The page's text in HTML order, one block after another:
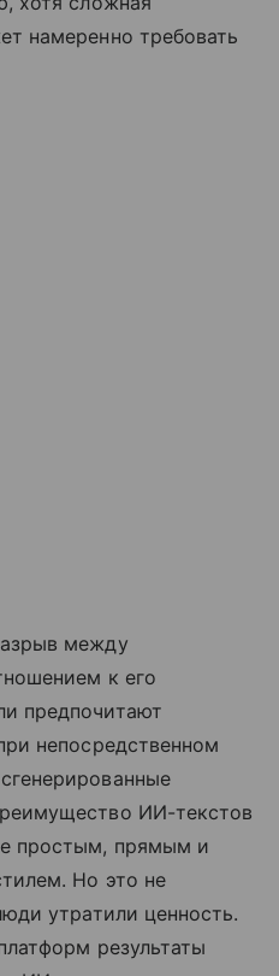
намеренно требовать
между
к его
предпочитают
непосредственном
ИИ-текстов
простым, прямым и
Но это не
утратили ценность.
результаты